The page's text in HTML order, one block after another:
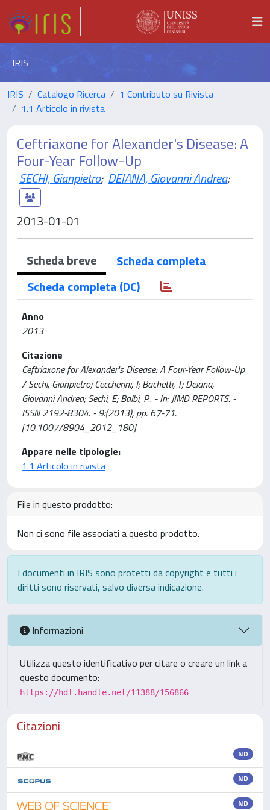
IRIS
IRIS Catalogo Ricerca
1 Contributo su Rivista
1.1 Articolo in rivista
Ceftriaxone for Alexander's Disease: A
Four-Year Follow-Up
SECHI, Gianpietro; DEIANA, Giovanni Andrea;
2013-01-01
Scheda breve
Scheda completa
Scheda completa (DC)
Anno
2013
Citazione
Ceftriaxone for Alexander's Disease: A Four-Year Follow-Up
/ Sechi, Gianpietro; Ceccherini, I; Bachetti, T; Deiana,
Giovanni Andrea; Sechi, E; Balbi, P.. - In: JIMD REPORTS. -
ISSN 2192-8304. - 9:(2013), pp. 67-71.
[10.1007/8904_2012_180]
Appare nelle tipologie:
1.1 Articolo in rivista
File in questo prodotto:
Non ci sono file associati a questo prodotto.
I documenti in IRIS sono protetti da copyright e tutti i
diritti sono riservati, salvo diversa indicazione.
Informazioni
Utilizza questo identificativo per citare o creare un link a
questo documento:
https://hdl.handle.net/11388/156866
Citazioni
ND
ND
ND